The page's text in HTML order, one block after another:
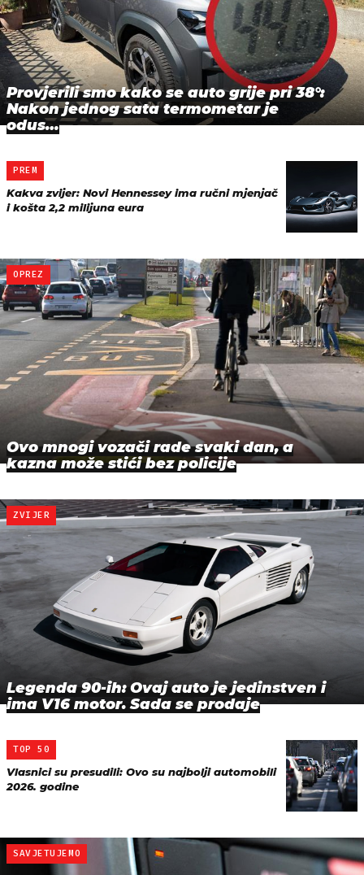
Provjerili smo kako se auto grije pri 38°:
Nakon jednog sata termometar je
odus…
PREM
Kakva zvijer: Novi Hennessey ima ručni mjenjač
i košta 2,2 milijuna eura
OPREZ
Ovo mnogi vozači rade svaki dan, a
kazna može stići bez policije
ZVIJER
Legenda 90-ih: Ovaj auto je jedinstven i
ima V16 motor. Sada se prodaje
TOP 50
Vlasnici su presudili: Ovo su najbolji automobili
2026. godine
SAVJETUJEMO